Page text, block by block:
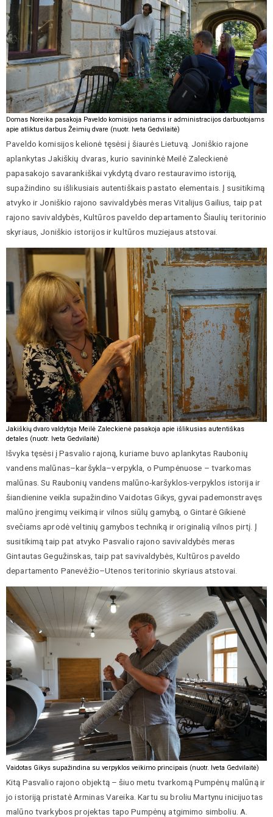
Domas Noreika pasakoja Paveldo komisijos nariams ir administracijos darbuotojams
apie atliktus darbus Žeimių dvare (nuotr. Iveta Gedvilaitė)
Paveldo komisijos kelionė tęsėsi į šiaurės Lietuvą. Joniškio rajone
aplankytas Jakiškių dvaras, kurio savininkė Meilė Zaleckienė
papasakojo savarankiškai vykdytą dvaro restauravimo istoriją,
supažindino su išlikusiais autentiškais pastato elementais. Į susitikimą
atvyko ir Joniškio rajono savivaldybės meras Vitalijus Gailius, taip pat
rajono savivaldybės, Kultūros paveldo departamento Šiaulių teritorinio
skyriaus, Joniškio istorijos ir kultūros muziejaus atstovai.
Jakiškių dvaro valdytoja Meilė Zaleckienė pasakoja apie išlikusias autentiškas
detales (nuotr. Iveta Gedvilaitė)
Išvyka tęsėsi į Pasvalio rajoną, kuriame buvo aplankytas Raubonių
vandens malūnas–karšykla–verpykla, o Pumpėnuose – tvarkomas
malūnas. Su Raubonių vandens malūno-karšyklos-verpyklos istorija ir
šiandienine veikla supažindino Vaidotas Gikys, gyvai pademonstravęs
malūno įrengimų veikimą ir vilnos siūlų gamybą, o Gintarė Gikienė
svečiams aprodė veltinių gamybos techniką ir originalią vilnos pirtį. Į
susitikimą taip pat atvyko Pasvalio rajono savivaldybės meras
Gintautas Gegužinskas, taip pat savivaldybės, Kultūros paveldo
departamento Panevėžio–Utenos teritorinio skyriaus atstovai.
Vaidotas Gikys supažindina su verpyklos veikimo principais (nuotr. Iveta Gedvilaitė)
Kitą Pasvalio rajono objektą – šiuo metu tvarkomą Pumpėnų malūną ir
jo istoriją pristatė Arminas Vareika. Kartu su broliu Martynu inicijuotas
malūno tvarkybos projektas tapo Pumpėnų atgimimo simboliu. A.